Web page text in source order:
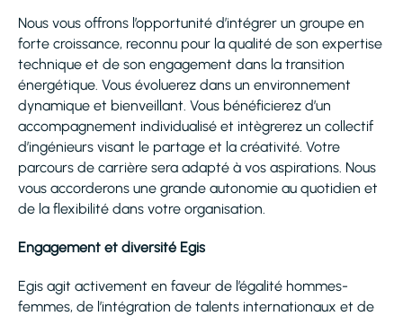
Nous vous offrons l’opportunité d’intégrer un groupe en
forte croissance, reconnu pour la qualité de son expertise
technique et de son engagement dans la transition
énergétique. Vous évoluerez dans un environnement
dynamique et bienveillant. Vous bénéficierez d’un
accompagnement individualisé et intègrerez un collectif
d’ingénieurs visant le partage et la créativité. Votre
parcours de carrière sera adapté à vos aspirations. Nous
vous accorderons une grande autonomie au quotidien et
de la flexibilité dans votre organisation.
Engagement et diversité Egis
Egis agit activement en faveur de l’égalité hommes-
femmes, de l’intégration de talents internationaux et de